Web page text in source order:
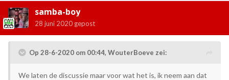
samba-boy
28 juni 2020 gepost
Op 28-6-2020 om 00:44, WouterBoeve zei:
We laten de discussie maar voor wat het is, ik neem aan dat